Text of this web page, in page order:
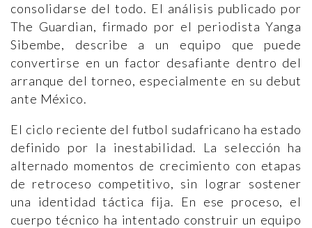
consolidarse del todo. El análisis publicado por
The Guardian, firmado por el periodista Yanga
Sibembe, describe a un equipo que puede
convertirse en un factor desafiante dentro del
arranque del torneo, especialmente en su debut
ante México.
El ciclo reciente del futbol sudafricano ha estado
definido por la inestabilidad. La selección ha
alternado momentos de crecimiento con etapas
de retroceso competitivo, sin lograr sostener
una identidad táctica fija. En ese proceso, el
cuerpo técnico ha intentado construir un equipo